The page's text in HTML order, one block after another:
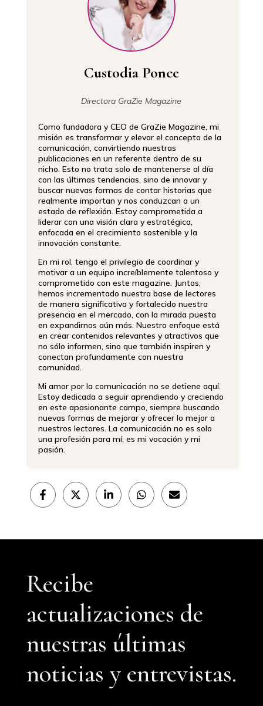
Custodia Ponce
Directora GraZie Magazine
Como fundadora y CEO de GraZie Magazine, mi
misión es transformar y elevar el concepto de la
comunicación, convirtiendo nuestras
publicaciones en un referente dentro de su
nicho. Esto no trata solo de mantenerse al día
con las últimas tendencias, sino de innovar y
buscar nuevas formas de contar historias que
realmente importan y nos conduzcan a un
estado de reflexión. Estoy comprometida a
liderar con una visión clara y estratégica,
enfocada en el crecimiento sostenible y la
innovación constante.
En mi rol, tengo el privilegio de coordinar y
motivar a un equipo increíblemente talentoso y
comprometido con este magazine. Juntos,
hemos incrementado nuestra base de lectores
de manera significativa y fortalecido nuestra
presencia en el mercado, con la mirada puesta
en expandirnos aún más. Nuestro enfoque está
en crear contenidos relevantes y atractivos que
no sólo informen, sino que también inspiren y
conectan profundamente con nuestra
comunidad.
Mi amor por la comunicación no se detiene aquí.
Estoy dedicada a seguir aprendiendo y creciendo
en este apasionante campo, siempre buscando
nuevas formas de mejorar y ofrecer lo mejor a
nuestros lectores. La comunicación no es solo
una profesión para mí; es mi vocación y mi
pasión.
Compartir
en
Compartir
en
Compartir
en
Compartir
en
Compartir
en
Recibe
actualizaciones de
nuestras últimas
noticias y entrevistas.